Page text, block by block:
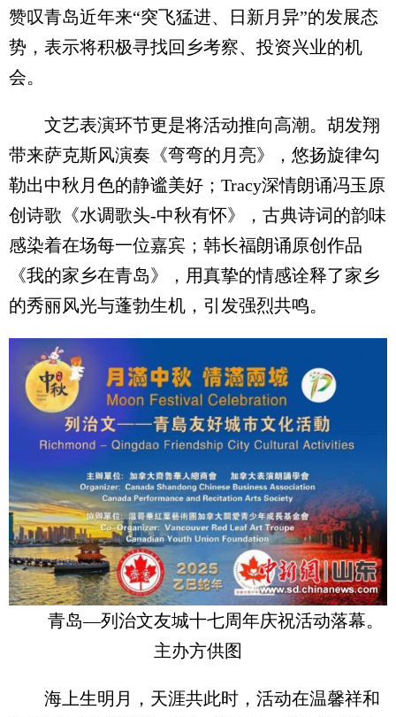
赞叹青岛近年来“突飞猛进、日新月异”的发展态
势，表示将积极寻找回乡考察、投资兴业的机
会。
文艺表演环节更是将活动推向高潮。胡发翔
带来萨克斯风演奏《弯弯的月亮》，悠扬旋律勾
勒出中秋月色的静谧美好；Tracy深情朗诵冯玉原
创诗歌《水调歌头-中秋有怀》，古典诗词的韵味
感染着在场每一位嘉宾；韩长福朗诵原创作品
《我的家乡在青岛》，用真挚的情感诠释了家乡
的秀丽风光与蓬勃生机，引发强烈共鸣。
青岛—列治文友城十七周年庆祝活动落幕。
主办方供图
海上生明月，天涯共此时，活动在温馨祥和